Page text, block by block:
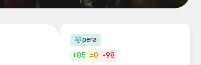
pera
+85 =0 -98